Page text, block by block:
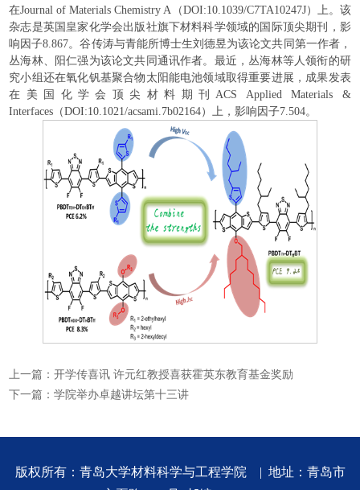
在Journal of Materials Chemistry A（DOI:10.1039/C7TA10247J）上。该
杂志是英国皇家化学会出版社旗下材料科学领域的国际顶尖期刊，影
响因子8.867。谷传涛与青能所博士生刘德昱为该论文共同第一作者，
丛海林、阳仁强为该论文共同通讯作者。最近，丛海林等人领衔的研
究小组还在氧化钒基聚合物太阳能电池领域取得重要进展，成果发表
在美国化学会顶尖材料期刊ACS Applied Materials &
Interfaces（DOI:10.1021/acsami.7b02164）上，影响因子7.504。
上一篇：开学传喜讯 许元红教授喜获霍英东教育基金奖励
下一篇：学院举办卓越讲坛第十三讲
版权所有：青岛大学材料科学与工程学院 | 地址：青岛市